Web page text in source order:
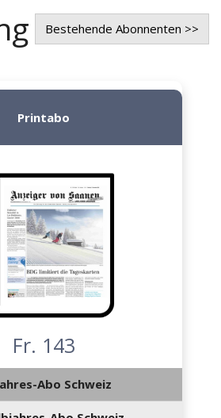
Bestehende Abonnenten >>
Printabo
Fr. 143
Abo Schweiz